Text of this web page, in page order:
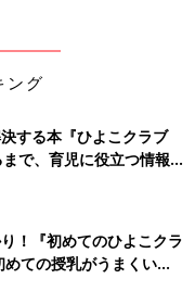
ング
する本『ひよこクラブ
で、育児に役立つ情報が
！『初めてのひよこクラ
ての授乳がうまくい
と夏のトラブル 解決テ